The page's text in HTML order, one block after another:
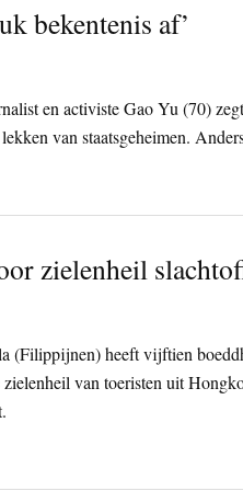
bekentenis af’
en activiste Gao Yu (70)
van staatsgeheimen.
zielenheil
(Filippijnen) heeft vijftien
van toeristen uit